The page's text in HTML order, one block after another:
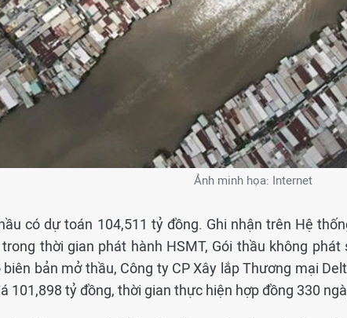
Ảnh minh họa: Internet
có dự toán 104,511 tỷ đồng. Ghi nhận trên Hệ
thời gian phát hành HSMT, Gói thầu không
biên bản mở thầu, Công ty CP Xây lắp Thương mại
101,898 tỷ đồng, thời gian thực hiện hợp đồng 330